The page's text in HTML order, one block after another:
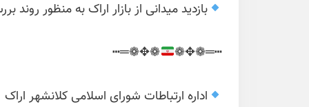
بازدید میدانی از بازار اراک به منظور
┅═❁✥❁
❁✥❁═┅
اداره ارتباطات شورای اسلامی کلانشهر اراک